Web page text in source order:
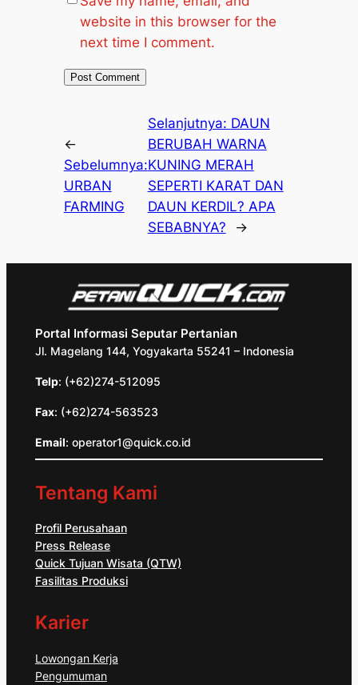
website in this browser for the
next time I comment.
←
Sebelumnya:
URBAN
FARMING
Selanjutnya: DAUN
BERUBAH WARNA
KUNING MERAH
SEPERTI KARAT DAN
DAUN KERDIL? APA
SEBABNYA?
→
Portal Informasi Seputar Pertanian
Jl. Magelang 144, Yogyakarta 55241 – Indonesia
Telp: (+62)274-512095
Fax: (+62)274-563523
Email: operator1@quick.co.id
Tentang Kami
Profil Perusahaan
Press Release
Quick Tujuan Wisata (QTW)
Fasilitas Produksi
Karier
Lowongan Kerja
Pengumuman